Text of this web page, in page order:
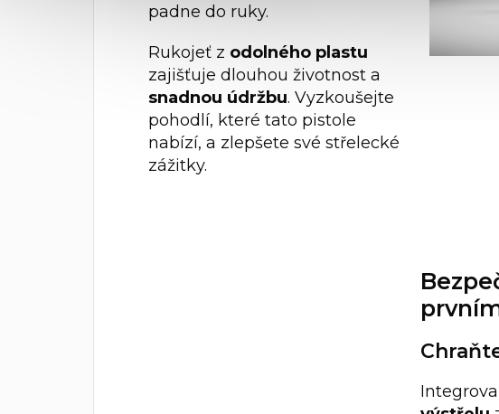
padne do ruky.
Rukojeť z odolného plastu
zajišťuje dlouhou životnost a
snadnou údržbu. Vyzkoušejte
pohodlí, které tato pistole
nabízí, a zlepšete své střelecké
zážitky.